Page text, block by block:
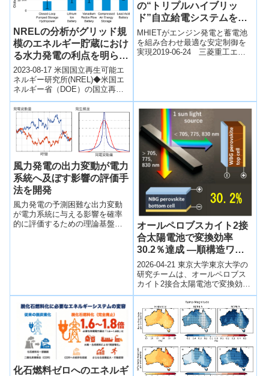
NRELの分析がグリッド規
模のエネルギー貯蔵におけ
る水力発電の利点を明らか
にする(News Release:
NREL Analysis Reveals
Benefits of Hydropower
for Grid-Scale Energy
Storage)
2023-08-17 米国国立再生可能エ
ネルギー研究所(NREL)◆米国エ
ネルギー省（DOE）の国立再生
可能エネルギー研究所（NREL）
の分析によると、クローズ...
の“トリプルハイブリッ
ド”自立給電システムを開
発
MHIETがエンジン発電と蓄電池
を組み合わせ最適な安定制御を
実現2019-06-24 三菱重工エン
風力発電の出力変動が電力
系統へ及ぼす影響の評価手
法を開発
風力発電の予測困難な出力変動
が電力系統に与える影響を確率
的に評価するための理論基盤と
オールペロブスカイト2接
合太陽電池で変換効率
30.2％達成 ―順構造ワイ
ドギャップセルと逆構造ナ
ローギャップセルの組合せ
で実現―
2026-04-21 東京大学東京大学の
研究チームは、オールペロブス
カイト2接合太陽電池で変換効率
30.2％を達成した。順構造ワイ
ドギャップセルと逆構造ナロー
ギ...
化石燃料ゼロへのエネルギ